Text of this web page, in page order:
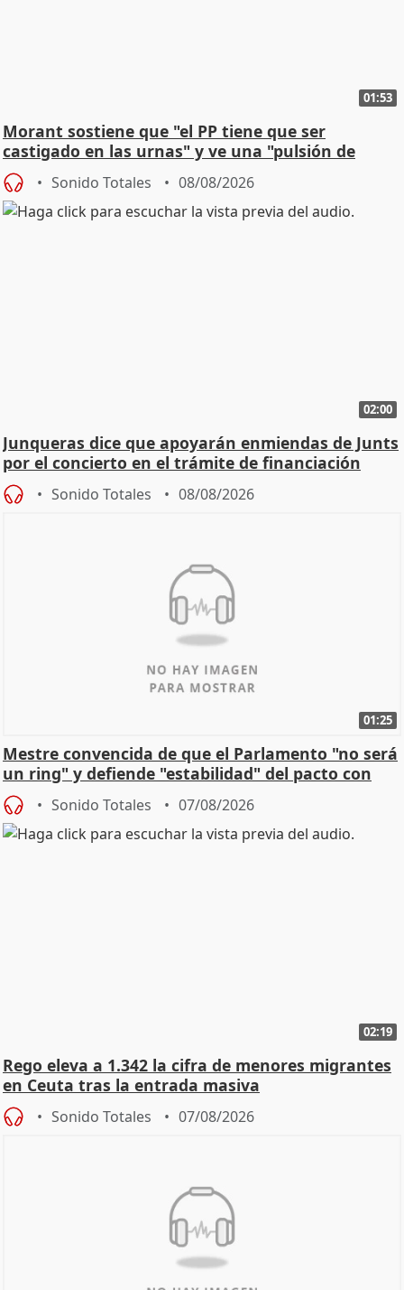
01:53
Morant sostiene que "el PP tiene que ser
castigado en las urnas" y ve una "pulsión de
cambio"
Sonido Totales 08/08/2026
02:00
Junqueras dice que apoyarán enmiendas de Junts
por el concierto en el trámite de financiación
Sonido Totales 08/08/2026
01:25
Mestre convencida de que el Parlamento "no será
un ring" y defiende "estabilidad" del pacto con
Vox
Sonido Totales 07/08/2026
02:19
Rego eleva a 1.342 la cifra de menores migrantes
en Ceuta tras la entrada masiva
Sonido Totales 07/08/2026